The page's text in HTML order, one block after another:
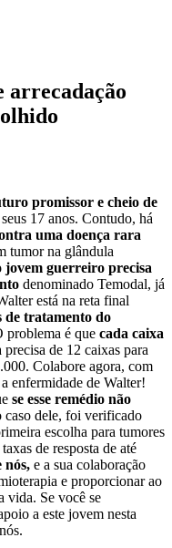
arrecadação
promissor e cheio de
17 anos. Contudo, há
uma doença rara
tumor na glândula
jovem guerreiro precisa
denominado Temodal, já
está na reta final
de tratamento do
problema é que cada caixa
precisa de 12 caixas para
Colabore agora, com
enfermidade de Walter!
se esse remédio não
caso dele, foi verificado
escolha para tumores
de resposta de até
nós, e a sua colaboração
e proporcionar ao
vida. Se você se
a este jovem nesta